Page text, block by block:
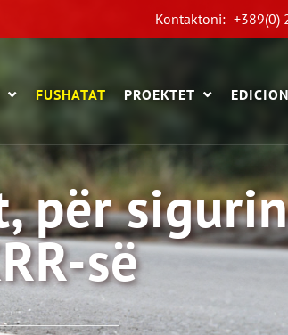
Kontaktoni: +389(0)
FUSHATAT PROEKTET
për
së